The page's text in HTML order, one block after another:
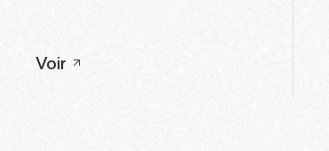
Voir